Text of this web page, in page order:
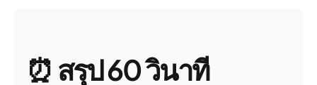
⏰ สรุป 60 วินาที